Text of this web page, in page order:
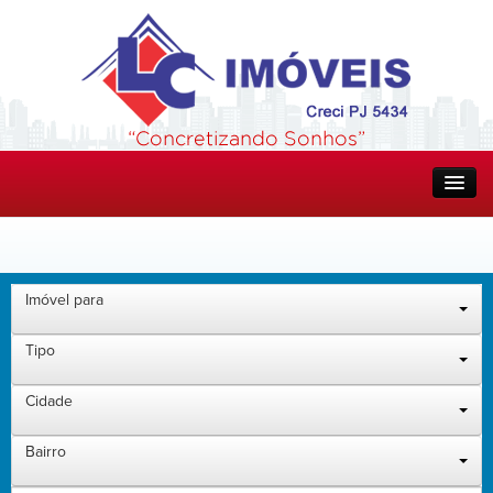
Quem Somos
Imóveis
Imóvel para
Tipo
Cidade
Bairro
Imóveis encontrados ( 0 )